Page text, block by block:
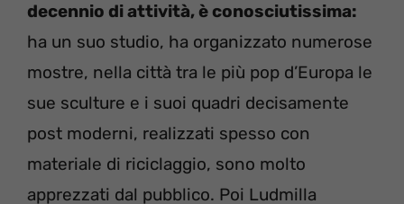
decennio di attività, è conosciutissima:
ha un suo studio, ha organizzato numerose
mostre, nella città tra le più pop d’Europa le
sue sculture e i suoi quadri decisamente
post moderni, realizzati spesso con
materiale di riciclaggio, sono molto
apprezzati dal pubblico. Poi Ludmilla